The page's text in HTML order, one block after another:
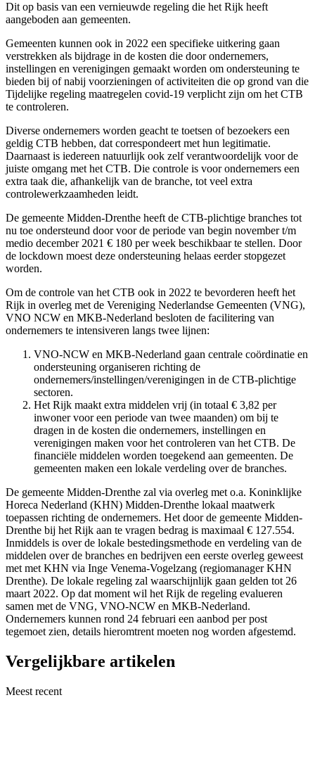
Dit op basis van een vernieuwde regeling die het Rijk heeft
aangeboden aan gemeenten.
Gemeenten kunnen ook in 2022 een specifieke uitkering gaan
verstrekken als bijdrage in de kosten die door ondernemers,
instellingen en verenigingen gemaakt worden om ondersteuning te
bieden bij of nabij voorzieningen of activiteiten die op grond van die
Tijdelijke regeling maatregelen covid-19 verplicht zijn om het CTB
te controleren.
Diverse ondernemers worden geacht te toetsen of bezoekers een
geldig CTB hebben, dat correspondeert met hun legitimatie.
Daarnaast is iedereen natuurlijk ook zelf verantwoordelijk voor de
juiste omgang met het CTB. Die controle is voor ondernemers een
extra taak die, afhankelijk van de branche, tot veel extra
controlewerkzaamheden leidt.
De gemeente Midden-Drenthe heeft de CTB-plichtige branches tot
nu toe ondersteund door voor de periode van begin november t/m
medio december 2021 € 180 per week beschikbaar te stellen. Door
de lockdown moest deze ondersteuning helaas eerder stopgezet
worden.
Om de controle van het CTB ook in 2022 te bevorderen heeft het
Rijk in overleg met de Vereniging Nederlandse Gemeenten (VNG),
VNO NCW en MKB-Nederland besloten de facilitering van
ondernemers te intensiveren langs twee lijnen:
VNO-NCW en MKB-Nederland gaan centrale coördinatie en
ondersteuning organiseren richting de
ondernemers/instellingen/verenigingen in de CTB-plichtige
sectoren.
Het Rijk maakt extra middelen vrij (in totaal € 3,82 per
inwoner voor een periode van twee maanden) om bij te
dragen in de kosten die ondernemers, instellingen en
verenigingen maken voor het controleren van het CTB. De
financiële middelen worden toegekend aan gemeenten. De
gemeenten maken een lokale verdeling over de branches.
De gemeente Midden-Drenthe zal via overleg met o.a. Koninklijke
Horeca Nederland (KHN) Midden-Drenthe lokaal maatwerk
toepassen richting de ondernemers. Het door de gemeente Midden-
Drenthe bij het Rijk aan te vragen bedrag is maximaal € 127.554.
Inmiddels is over de lokale bestedingsmethode en verdeling van de
middelen over de branches en bedrijven een eerste overleg geweest
met met KHN via Inge Venema-Vogelzang (regiomanager KHN
Drenthe). De lokale regeling zal waarschijnlijk gaan gelden tot 26
maart 2022. Op dat moment wil het Rijk de regeling evalueren
samen met de VNG, VNO-NCW en MKB-Nederland.
Ondernemers kunnen rond 24 februari een aanbod per post
tegemoet zien, details hieromtrent moeten nog worden afgestemd.
Vergelijkbare artikelen
Meest recent